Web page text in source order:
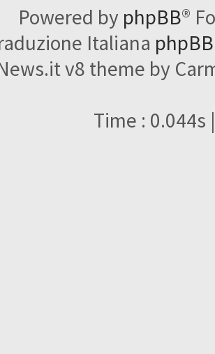
Powered by phpBB®
Italiana
v8 theme by
Time : 0.044s